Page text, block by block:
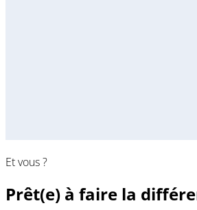
Et vous ?
Prêt(e) à faire la